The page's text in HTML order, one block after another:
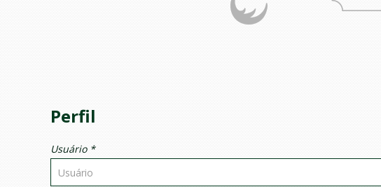
Perfil
Usuário *